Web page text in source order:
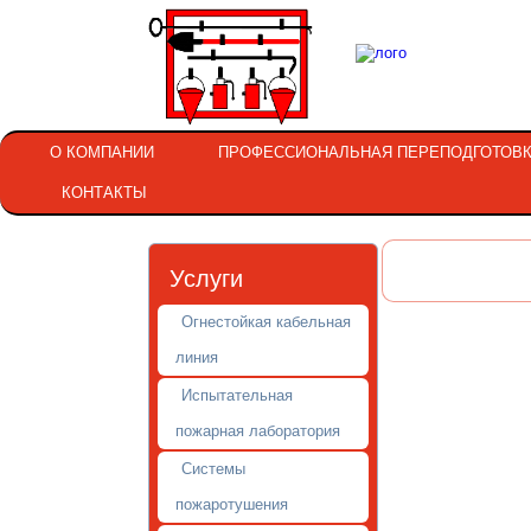
О КОМПАНИИ ПРОФЕССИОНАЛЬНАЯ
КОНТАКТЫ
Услуги
Огнестойкая кабельная
линия
Испытательная
пожарная лаборатория
Системы
пожаротушения